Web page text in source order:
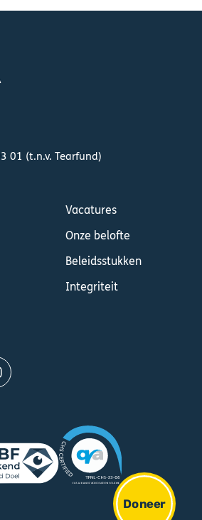
Doneer
01 (t.n.v. Tearfund)
Vacatures
Onze belofte
Beleidsstukken
Integriteit